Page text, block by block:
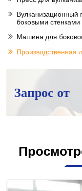
Вулканизационный
боковыми стенками
Машина для
Производственная
Запрос от